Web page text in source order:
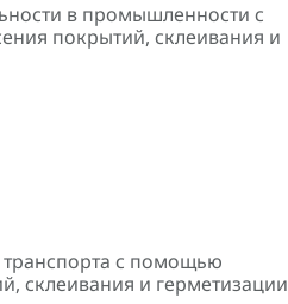
в промышленности с
покрытий, склеивания и
транспорта с помощью
склеивания и герметизации